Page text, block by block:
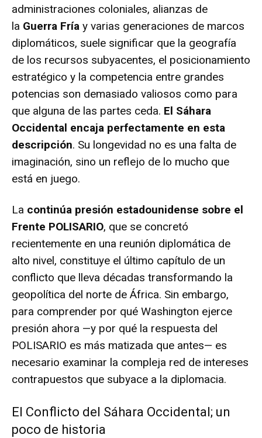
administraciones coloniales, alianzas de
la Guerra Fría y varias generaciones de marcos
diplomáticos, suele significar que la geografía
de los recursos subyacentes, el posicionamiento
estratégico y la competencia entre grandes
potencias son demasiado valiosos como para
que alguna de las partes ceda. El Sáhara
Occidental encaja perfectamente en esta
descripción. Su longevidad no es una falta de
imaginación, sino un reflejo de lo mucho que
está en juego.
La continúa presión estadounidense sobre el
Frente POLISARIO, que se concretó
recientemente en una reunión diplomática de
alto nivel, constituye el último capítulo de un
conflicto que lleva décadas transformando la
geopolítica del norte de África. Sin embargo,
para comprender por qué Washington ejerce
presión ahora —y por qué la respuesta del
POLISARIO es más matizada que antes— es
necesario examinar la compleja red de intereses
contrapuestos que subyace a la diplomacia.
El Conflicto del Sáhara Occidental; un
poco de historia